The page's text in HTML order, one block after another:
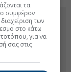
τα
συμφέρον
των
στο κάτω
για να
σας στις